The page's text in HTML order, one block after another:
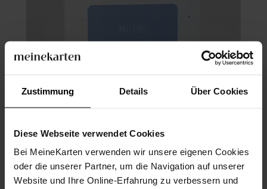
Zustimmung Details Über Cookies
Diese Webseite verwendet Cookies
Bei MeineKarten verwenden wir unsere eigenen Cookies
oder die unserer Partner, um die Navigation auf unserer
Website und Ihre Online-Erfahrung zu verbessern und
Kirchenheft Taufe